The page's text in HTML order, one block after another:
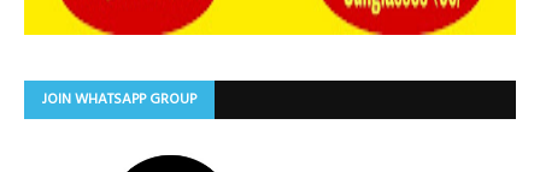
JOIN WHATSAPP GROUP